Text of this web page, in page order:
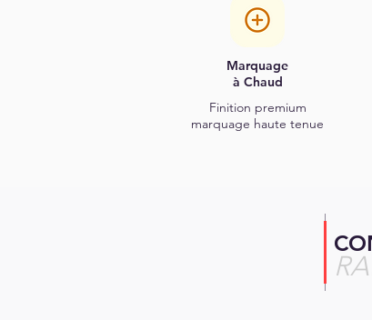
Marquage
à Chaud
Finition premium
marquage haute tenue